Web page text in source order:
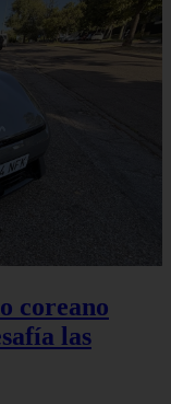
coreano
las